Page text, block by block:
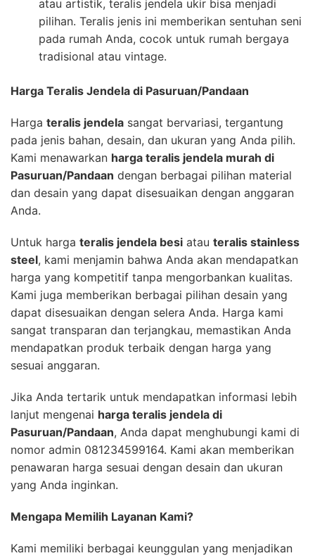
atau artistik, teralis jendela ukir bisa menjadi
pilihan. Teralis jenis ini memberikan sentuhan seni
pada rumah Anda, cocok untuk rumah bergaya
tradisional atau vintage.
Harga Teralis Jendela di Pasuruan/Pandaan
Harga teralis jendela sangat bervariasi, tergantung
pada jenis bahan, desain, dan ukuran yang Anda pilih.
Kami menawarkan harga teralis jendela murah di
Pasuruan/Pandaan dengan berbagai pilihan material
dan desain yang dapat disesuaikan dengan anggaran
Anda.
Untuk harga teralis jendela besi atau teralis stainless
steel, kami menjamin bahwa Anda akan mendapatkan
harga yang kompetitif tanpa mengorbankan kualitas.
Kami juga memberikan berbagai pilihan desain yang
dapat disesuaikan dengan selera Anda. Harga kami
sangat transparan dan terjangkau, memastikan Anda
mendapatkan produk terbaik dengan harga yang
sesuai anggaran.
Jika Anda tertarik untuk mendapatkan informasi lebih
lanjut mengenai harga teralis jendela di
Pasuruan/Pandaan, Anda dapat menghubungi kami di
nomor admin 081234599164. Kami akan memberikan
penawaran harga sesuai dengan desain dan ukuran
yang Anda inginkan.
Mengapa Memilih Layanan Kami?
Kami memiliki berbagai keunggulan yang menjadikan